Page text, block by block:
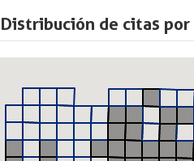
Distribución de citas por